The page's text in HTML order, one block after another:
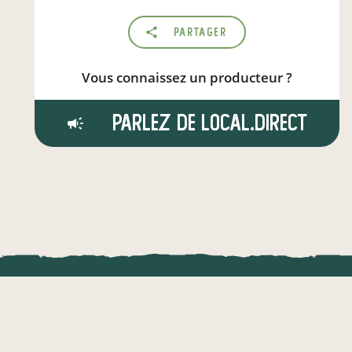
Partager
Vous connaissez un producteur ?
Parlez de local.direct